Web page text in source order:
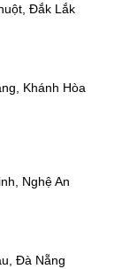
Đắk Lắk
Khánh Hòa
Nghệ An
Đà Nẵng